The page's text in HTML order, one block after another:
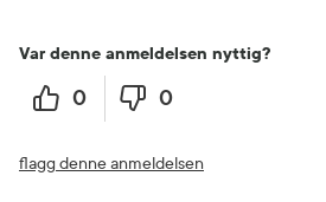
Var denne anmeldelsen nyttig?
0 0
flagg denne anmeldelsen